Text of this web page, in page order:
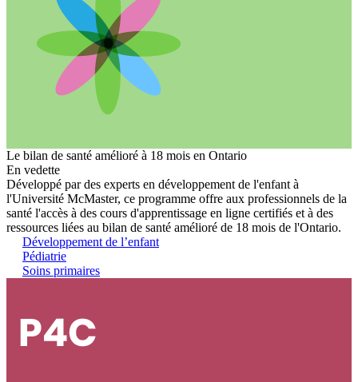
Le bilan de santé amélioré à 18 mois en Ontario
En vedette
Développé par des experts en développement de l'enfant à
l'Université McMaster, ce programme offre aux professionnels de la
santé l'accès à des cours d'apprentissage en ligne certifiés et à des
ressources liées au bilan de santé amélioré de 18 mois de l'Ontario.
Développement de l’enfant
Pédiatrie
Soins primaires